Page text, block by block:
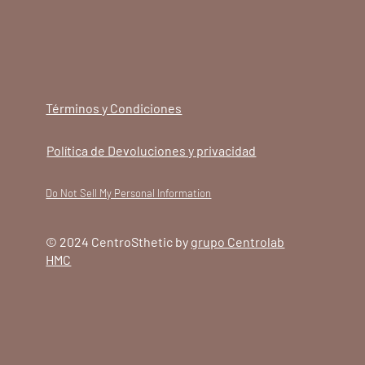
Términos y Condiciones
Política de Devoluciones y privacidad
Do Not Sell My Personal Information
© 2024 CentroSthetic by grupo Centrolab
HMC